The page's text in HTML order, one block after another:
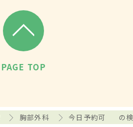
PAGE TOP
胸部外科 今日予約可 の